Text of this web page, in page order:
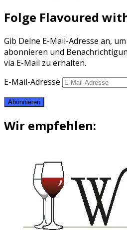
Folge Flavoured
Gib Deine E-Mail-Adresse an,
abonnieren und
via E-Mail zu erhalten.
E-Mail-Adresse
Abonnieren
Wir empfehlen: